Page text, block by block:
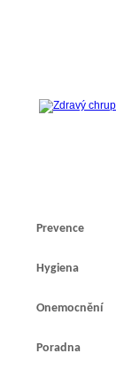
Prevence
Hygiena
Onemocnění
Poradna